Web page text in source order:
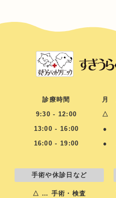
診療時間 月
9:30 - 12:00
△
13:00 - 16:00
●
16:00 - 19:00
●
手術や休診日など
△ … 手術・検査